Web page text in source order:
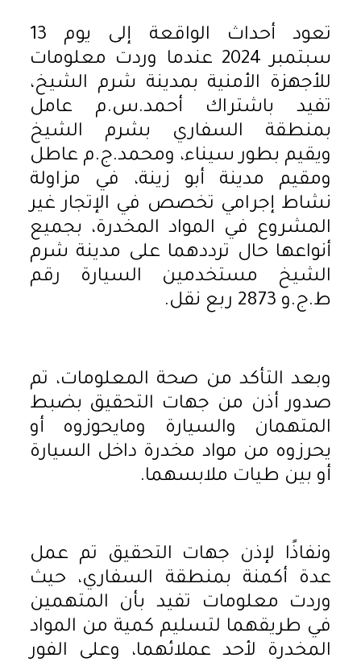
تعود أحداث الواقعة إلى يوم 13
سبتمبر 2024 عندما وردت معلومات
للأجهزة الأمنية بمدينة شرم الشيخ،
تفيد باشتراك أحمد.س.م عامل
بمنطقة السفاري بشرم الشيخ
ويقيم بطور سيناء، ومحمد.ج.م عاطل
ومقيم مدينة أبو زينة، في مزاولة
نشاط إجرامي تخصص في الإتجار غير
المشروع في المواد المخدرة، بجميع
أنواعها حال ترددهما على مدينة شرم
الشيخ مستخدمين السيارة رقم
ط.ج.و 2873 ربع نقل.
وبعد التأكد من صحة المعلومات، تم
صدور أذن من جهات التحقيق بضبط
المتهمان والسيارة ومايحوزوه أو
يحرزوه من مواد مخدرة داخل السيارة
أو بين طيات ملابسهما.
ونفاذًا لإذن جهات التحقيق تم عمل
عدة أكمنة بمنطقة السفاري، حيث
وردت معلومات تفيد بأن المتهمين
في طريقهما لتسليم كمية من المواد
المخدرة لأحد عملائهما، وعلى الفور